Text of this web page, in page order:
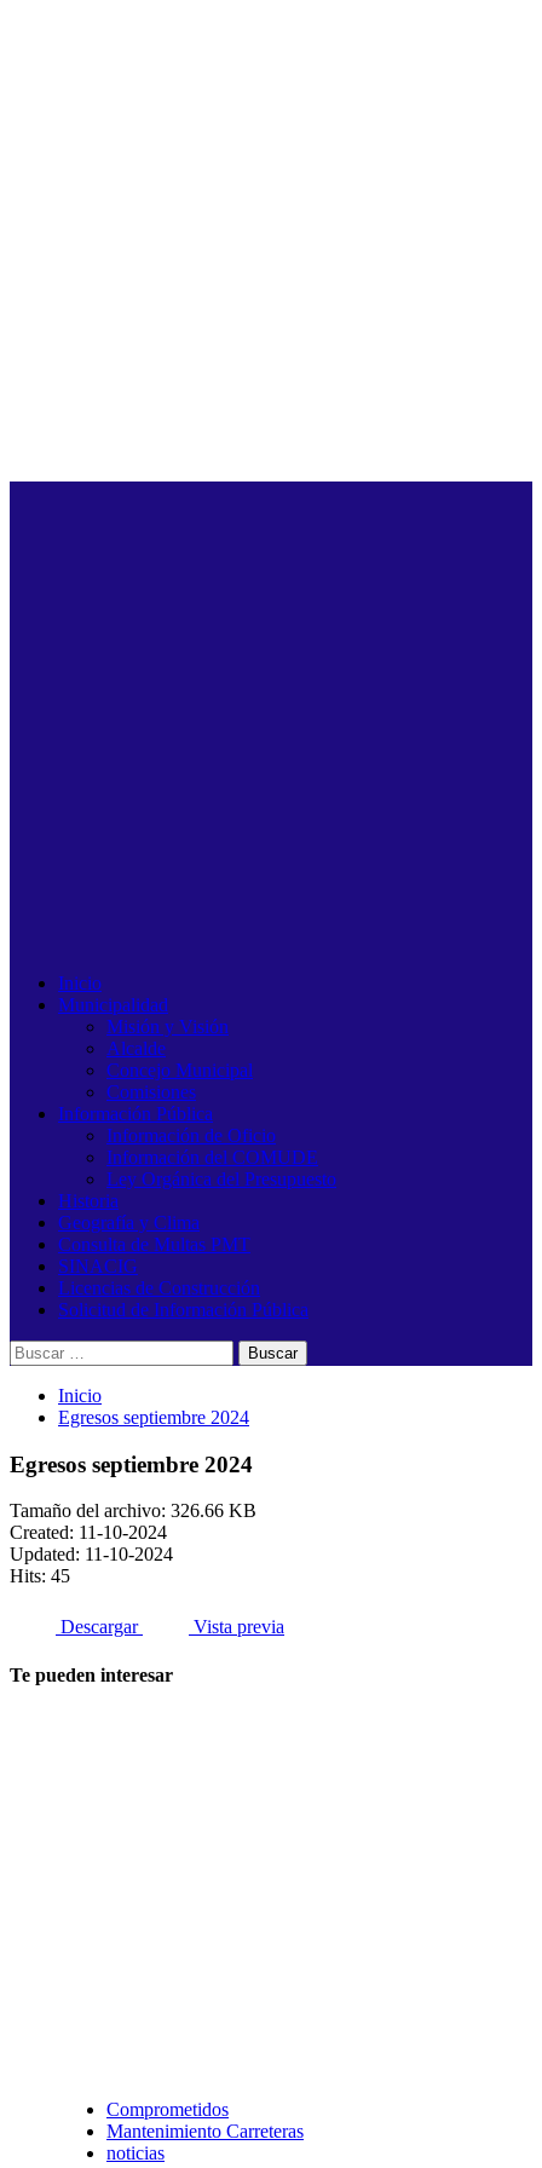
Inicio
Municipalidad
Misión y Visión
Alcalde
Concejo Municipal
Comisiones
Información Pública
Información de Oficio
Información del COMUDE
Ley Orgánica del Presupuesto
Historia
Geografía y Clima
Consulta de Multas PMT
SINACIG
Licencias de Construcción
Solicitud de Información Pública
Buscar:
Inicio
Egresos septiembre 2024
Egresos septiembre 2024
Tamaño del archivo: 326.66 KB
Created: 11-10-2024
Updated: 11-10-2024
Hits: 45
Descargar Vista previa
Te pueden interesar
Comprometidos
Mantenimiento Carreteras
noticias